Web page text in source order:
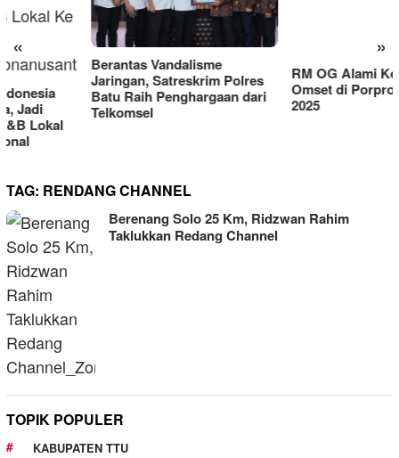
« »
Berantas Vandalisme
Jaringan, Satreskrim Polres
Batu Raih Penghargaan dari
Telkomsel
RM OG Alami Kenaikan
Omset di Porprov IX Jatim
2025
TAG: RENDANG CHANNEL
Berenang Solo 25 Km, Ridzwan Rahim
Taklukkan Redang Channel
TOPIK POPULER
KABUPATEN TTU